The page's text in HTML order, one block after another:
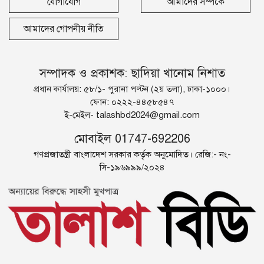
আমাদের গোপনীয় নীতি
সম্পাদক ও প্রকাশক: ছাদিয়া খানোম নিশাত
প্রধান কার্যালয়: ৫৮/১- পুরানা পল্টন (২য় তলা), ঢাকা-১০০০।
ফোন: ০২২২-৪৪৫৮৫৪৭
ই-মেইল- talashbd2024@gmail.com
মোবাইল 01747-692206
গণপ্রজাতন্ত্রী বাংলাদেশ সরকার কর্তৃক অনুমোদিত। রেজি:- নং-
সি-১৯৬৯৯৯/২০২৪